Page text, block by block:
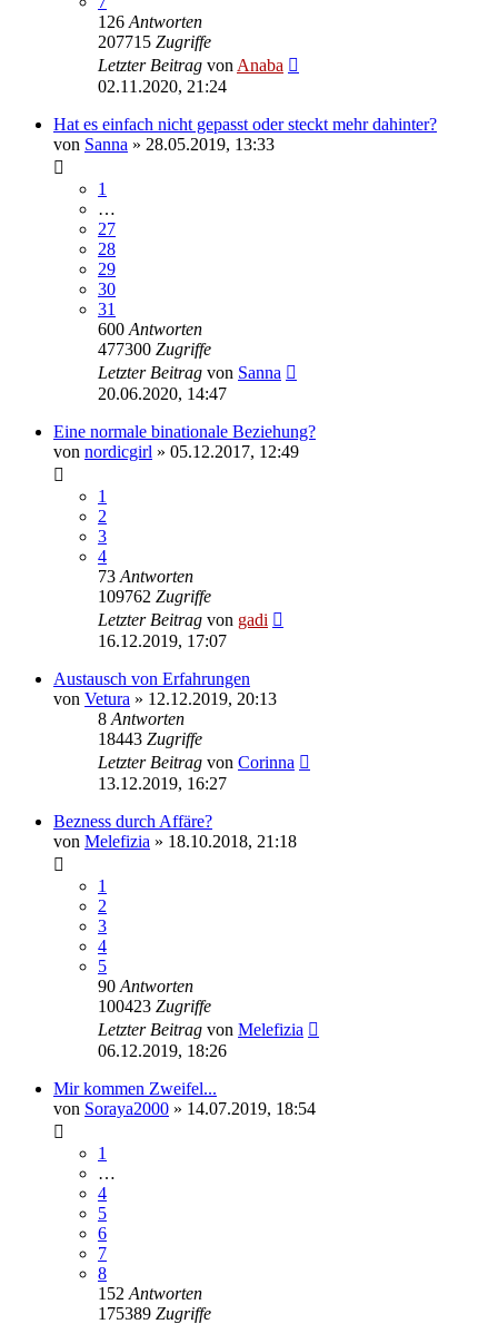
126 Antworten
207715 Zugriffe
Letzter Beitrag von Anaba
02.11.2020, 21:24
Hat es einfach nicht gepasst oder steckt mehr dahinter?
von Sanna » 28.05.2019, 13:33
1
…
27
28
29
30
31
600 Antworten
477300 Zugriffe
Letzter Beitrag von Sanna
20.06.2020, 14:47
Eine normale binationale Beziehung?
von nordicgirl » 05.12.2017, 12:49
1
2
3
4
73 Antworten
109762 Zugriffe
Letzter Beitrag von gadi
16.12.2019, 17:07
Austausch von Erfahrungen
von Vetura » 12.12.2019, 20:13
8 Antworten
18443 Zugriffe
Letzter Beitrag von Corinna
13.12.2019, 16:27
Bezness durch Affäre?
von Melefizia » 18.10.2018, 21:18
1
2
3
4
5
90 Antworten
100423 Zugriffe
Letzter Beitrag von Melefizia
06.12.2019, 18:26
Mir kommen Zweifel...
von Soraya2000 » 14.07.2019, 18:54
1
…
4
5
6
7
8
152 Antworten
175389 Zugriffe